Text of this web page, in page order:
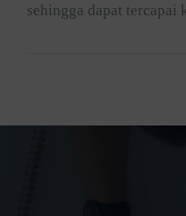
sehingga dapat tercapai